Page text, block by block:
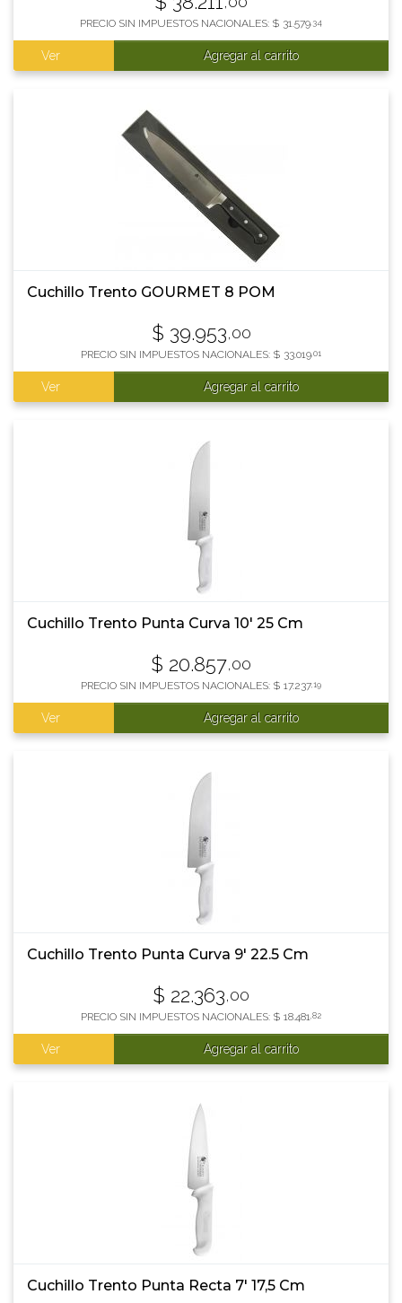
PRECIO SIN IMPUESTOS NACIONALES: $ 31.579 ,34
Ver Agregar al carrito
Cuchillo Trento GOURMET 8 POM
$ 39.953,00
PRECIO SIN IMPUESTOS NACIONALES: $ 33.019,01
Ver Agregar al carrito
Cuchillo Trento Punta Curva 10' 25 Cm
$ 20.857,00
PRECIO SIN IMPUESTOS NACIONALES: $ 17.237,19
Ver Agregar al carrito
Cuchillo Trento Punta Curva 9' 22.5 Cm
$ 22.363,00
PRECIO SIN IMPUESTOS NACIONALES: $ 18.481,82
Ver Agregar al carrito
Cuchillo Trento Punta Recta 7' 17,5 Cm